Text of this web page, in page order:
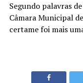
Segundo palavras
Câmara Municipal
certame foi mais